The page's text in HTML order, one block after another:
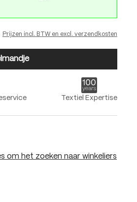
Prijzen incl. BTW en excl. verzendkosten
Textiel Expertise
om het zoeken naar winkeliers